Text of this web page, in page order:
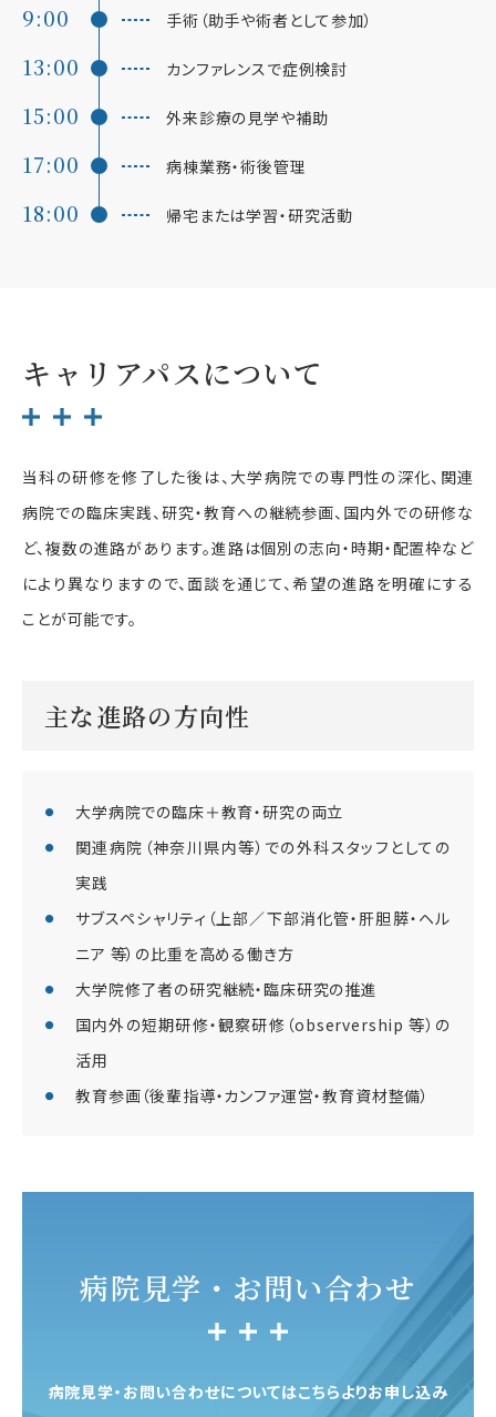
9:00 手術（助手や術者として参加）
13:00 カンファレンスで症例検討
15:00 外来診療の見学や補助
17:00 病棟業務・術後管理
18:00 帰宅または学習・研究活動
キャリアパスについて
当科の研修を修了した後は、大学病院での専門性の深化、関連
病院での臨床実践、研究・教育への継続参画、国内外での研修な
ど、複数の進路があります。進路は個別の志向・時期・配置枠など
により異なりますので、面談を通じて、希望の進路を明確にする
ことが可能です。
主な進路の方向性
大学病院での臨床＋教育・研究の両立
関連病院（神奈川県内等）での外科スタッフとしての
実践
サブスペシャリティ（上部／下部消化管・肝胆膵・ヘル
ニア 等）の比重を高める働き方
大学院修了者の研究継続・臨床研究の推進
国内外の短期研修・観察研修（observership 等）の
活用
教育参画（後輩指導・カンファ運営・教育資材整備）
病院見学・お問い合わせ
病院見学・お問い合わせについてはこちらよりお申し込み